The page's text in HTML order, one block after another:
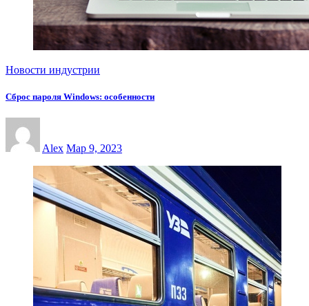
Новости индустрии
Сброс пароля Windows: особенности
Alex Мар 9, 2023